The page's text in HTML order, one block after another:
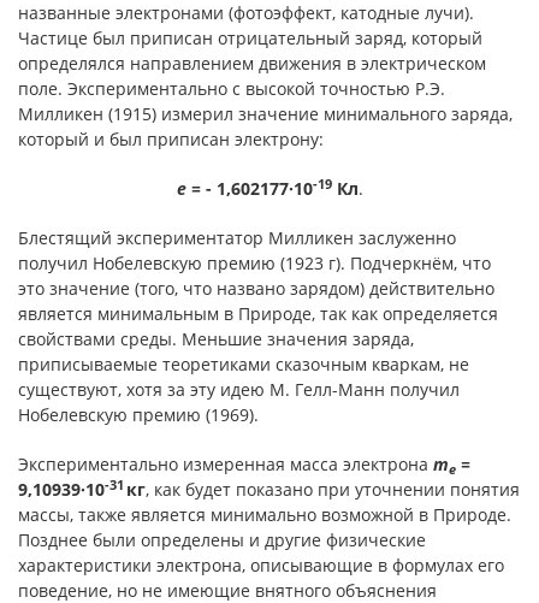
названные электронами (фотоэффект, катодные лучи).
Частице был приписан отрицательный заряд, который
определялся направлением движения в электрическом
поле. Экспериментально с высокой точностью Р.Э.
Милликен (1915) измерил значение минимального заряда,
который и был приписан электрону:
е =- 1,602177·10-19Кл.
Блестящий экспериментатор Милликен заслуженно
получил Нобелевскую премию (1923 г). Подчеркнём, что
это значение (того, что названо зарядом) действительно
является минимальным в Природе, так как определяется
свойствами среды. Меньшие значения заряда,
приписываемые теоретиками сказочным кваркам, не
существуют, хотя за эту идею М. Гелл-Манн получил
Нобелевскую премию (1969).
Экспериментально измеренная масса электрона me =
9,10939·10-31 кг, как будет показано при уточнении понятия
массы, также является минимально возможной в Природе.
Позднее были определены и другие физические
характеристики электрона, описывающие в формулах его
поведение, но не имеющие внятного объяснения